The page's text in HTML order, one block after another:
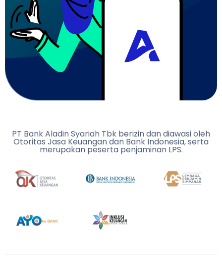
PT Bank Aladin Syariah Tbk berizin dan diawasi oleh
Otoritas Jasa Keuangan dan Bank Indonesia, serta
merupakan peserta penjaminan LPS.